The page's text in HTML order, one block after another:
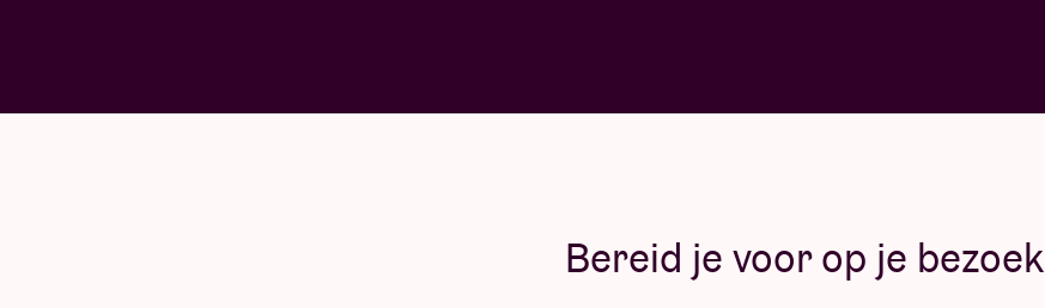
Bereid je voor op je bezoek